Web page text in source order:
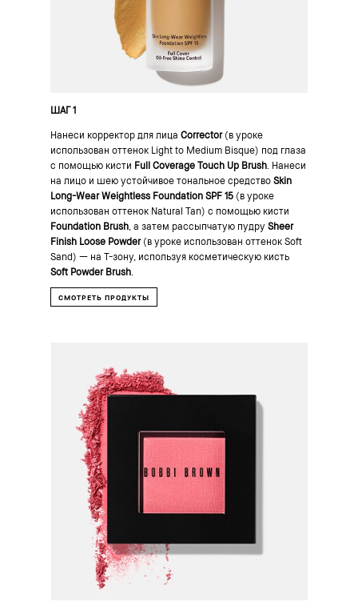
ШАГ 1
Нанеси корректор для лица Corrector (в уроке
использован оттенок Light to Medium Bisque) под глаза
с помощью кисти Full Coverage Touch Up Brush. Нанеси
на лицо и шею устойчивое тональное средство Skin
Long-Wear Weightless Foundation SPF 15(в уроке
использован оттенок Natural Tan) с помощью кисти
Foundation Brush, а затем рассыпчатую пудру Sheer
Finish Loose Powder(в уроке использован оттенок Soft
Sand) — на T-зону, используя косметическую кисть
Soft Powder Brush.
СМОТРЕТЬ ПРОДУКТЫ